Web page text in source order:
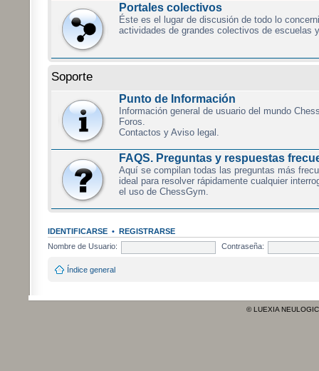
Portales colectivos
Éste es el lugar de discusión de todo lo
actividades de grandes colectivos de escuelas
Soporte
Punto de Información
Información general de usuario del mundo
Foros.
Contactos y Aviso legal.
FAQS. Preguntas y respuestas
Aquí se compilan todas las preguntas más
ideal para resolver rápidamente cualquier
el uso de ChessGym.
IDENTIFICARSE • REGISTRARSE
Nombre de Usuario:
Contraseña:
Índice general
© LUEXIA